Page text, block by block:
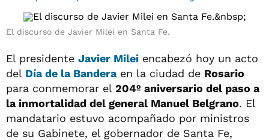
El discurso de Javier Milei en Santa Fe.
El presidente Javier Milei encabezó hoy un acto
del Día de la Banderaen la ciudad de Rosario
para conmemorar el 204º aniversario del paso a
la inmortalidad del general Manuel Belgrano. El
mandatario estuvo acompañado por ministros
de su Gabinete, el gobernador de Santa Fe,